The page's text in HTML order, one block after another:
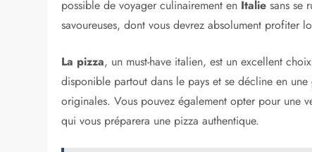
possible de voyager culinairement en Italie sans se
savoureuses, dont vous devrez absolument profiter
La pizza, un must-have italien, est un excellent
disponible partout dans le pays et se décline en
originales. Vous pouvez également opter pour une
qui vous préparera une pizza authentique.